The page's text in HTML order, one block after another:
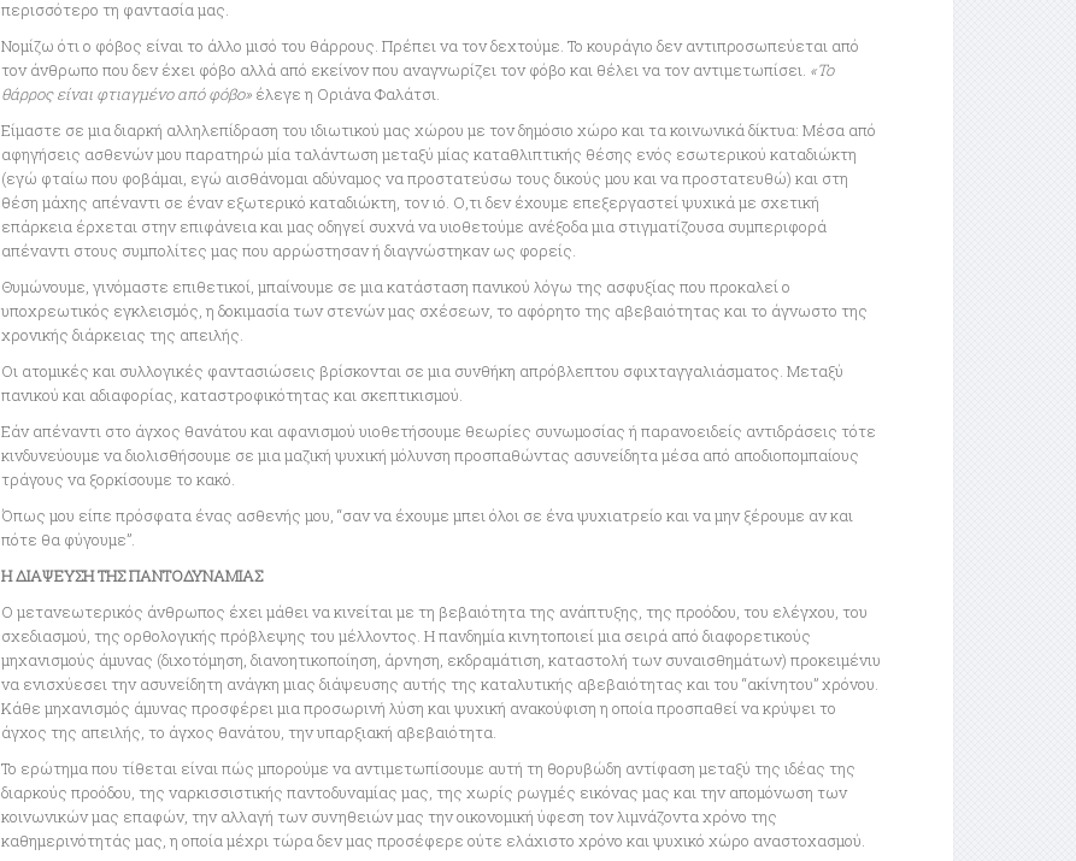
περισσότερο τη φαντασία μας.
Νομίζω ότι ο φόβος είναι το άλλο μισό του θάρρους. Πρέπει να τον δεχτούμε. Το κουράγιο δεν αντιπροσωπεύεται από
τον άνθρωπο που δεν έχει φόβο αλλά από εκείνον που αναγνωρίζει τον φόβο και θέλει να τον αντιμετωπίσει. «Το
θάρρος είναι φτιαγμένο από φόβο» έλεγε η Οριάνα Φαλάτσι.
Είμαστε σε μια διαρκή αλληλεπίδραση του ιδιωτικού μας χώρου με τον δημόσιο χώρο και τα κοινωνικά δίκτυα: Μέσα από
αφηγήσεις ασθενών μου παρατηρώ μία ταλάντωση μεταξύ μίας καταθλιπτικής θέσης ενός εσωτερικού καταδιώκτη
(εγώ φταίω που φοβάμαι, εγώ αισθάνομαι αδύναμος να προστατεύσω τους δικούς μου και να προστατευθώ) και στη
θέση μάχης απέναντι σε έναν εξωτερικό καταδιώκτη, τον ιό. Ο,τι δεν έχουμε επεξεργαστεί ψυχικά με σχετική
επάρκεια έρχεται στην επιφάνεια και μας οδηγεί συχνά να υιοθετούμε ανέξοδα μια στιγματίζουσα συμπεριφορά
απέναντι στους συμπολίτες μας που αρρώστησαν ή διαγνώστηκαν ως φορείς.
Θυμώνουμε, γινόμαστε επιθετικοί, μπαίνουμε σε μια κατάσταση πανικού λόγω της ασφυξίας που προκαλεί ο
υποχρεωτικός εγκλεισμός, η δοκιμασία των στενών μας σχέσεων, το αφόρητο της αβεβαιότητας και το άγνωστο της
χρονικής διάρκειας της απειλής.
Οι ατομικές και συλλογικές φαντασιώσεις βρίσκονται σε μια συνθήκη απρόβλεπτου σφιχταγγαλιάσματος. Μεταξύ
πανικού και αδιαφορίας, καταστροφικότητας και σκεπτικισμού.
Εάν απέναντι στο άγχος θανάτου και αφανισμού υιοθετήσουμε θεωρίες συνωμοσίας ή παρανοειδείς αντιδράσεις τότε
κινδυνεύουμε να διολισθήσουμε σε μια μαζική ψυχική μόλυνση προσπαθώντας ασυνείδητα μέσα από αποδιοπομπαίους
τράγους να ξορκίσουμε το κακό.
Όπως μου είπε πρόσφατα ένας ασθενής μου, “σαν να έχουμε μπει όλοι σε ένα ψυχιατρείο και να μην ξέρουμε αν και
πότε θα φύγουμε”.
Η ΔΙΑΨΕΥΣΗ ΤΗΣ ΠΑΝΤΟΔΥΝΑΜΙΑΣ
Ο μετανεωτερικός άνθρωπος έχει μάθει να κινείται με τη βεβαιότητα της ανάπτυξης, της προόδου, του ελέγχου, του
σχεδιασμού, της ορθολογικής πρόβλεψης του μέλλοντος. Η πανδημία κινητοποιεί μια σειρά από διαφορετικούς
μηχανισμούς άμυνας (διχοτόμηση, διανοητικοποίηση, άρνηση, εκδραμάτιση, καταστολή των συναισθημάτων) προκειμένιυ
να ενισχύεσει την ασυνείδητη ανάγκη μιας διάψευσης αυτής της καταλυτικής αβεβαιότητας και του “ακίνητου” χρόνου.
Κάθε μηχανισμός άμυνας προσφέρει μια προσωρινή λύση και ψυχική ανακούφιση η οποία προσπαθεί να κρύψει το
άγχος της απειλής, το άγχος θανάτου, την υπαρξιακή αβεβαιότητα.
Το ερώτημα που τίθεται είναι πώς μπορούμε να αντιμετωπίσουμε αυτή τη θορυβώδη αντίφαση μεταξύ της ιδέας της
διαρκούς προόδου, της ναρκισσιστικής παντοδυναμίας μας, της χωρίς ρωγμές εικόνας μας και την απομόνωση των
κοινωνικών μας επαφών, την αλλαγή των συνηθειών μας την οικονομική ύφεση τον λιμνάζοντα χρόνο της
καθημερινότητάς μας, η οποία μέχρι τώρα δεν μας προσέφερε ούτε ελάχιστο χρόνο και ψυχικό χώρο αναστοχασμού.